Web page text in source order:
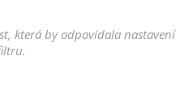
která by odpovídala nastavení